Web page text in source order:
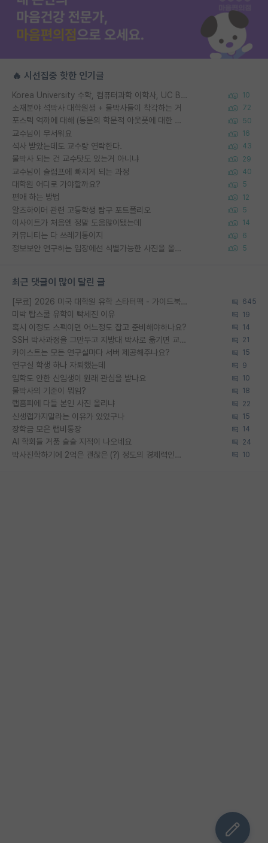
🔥 시선집중 핫한 인기글
Korea University 수학, 컴퓨터과학 이학사, UC Berkeley 산업공학 대학원 공학박사가 되는 것은 쉽지 않겠죠? 10
소재분야 석박사 대학원생 + 물박사들이 착각하는 거 72
포스텍 억까에 대해 (동문의 학문적 아웃풋에 대한 반박) 50
교수님이 무서워요 16
석사 받았는데도 교수랑 연락한다. 43
물박사 되는 건 교수탓도 있는거 아니냐 29
교수님이 슬럼프에 빠지게 되는 과정 40
대학원 어디로 가야할까요? 5
편애 하는 방법 12
알츠하이머 관련 고등학생 탐구 포트폴리오 5
이사이트가 처음엔 정말 도움많이됐는데 14
커뮤니티는 다 쓰레기통이지 6
정보보안 연구하는 입장에선 식별가능한 사진을 올리는건 비추이긴함 5
최근 댓글이 많이 달린 글
[무료] 2026 미국 대학원 유학 스타터팩 - 가이드북 & 합격자 컨택메일 템플릿 645
미박 탑스쿨 유학이 빡세진 이유 19
혹시 이정도 스펙이면 어느정도 잡고 준비해야하나요? 14
SSH 박사과정을 그만두고 지방대 박사로 옮기면 교수의 꿈은 끝일까요? 21
카이스트는 모든 연구실마다 서버 제공해주나요? 15
연구실 학생 하나 자퇴했는데 9
입학도 안한 신입생이 원래 관심을 받나요 10
물박사의 기준이 뭐임? 18
랩홈피에 다들 본인 사진 올리냐 22
신생랩가지말라는 이유가 있었구나 15
장학금 모은 랩비통장 14
AI 학회들 거품 슬슬 지적이 나오네요 24
박사진학하기에 2억은 괜찮은 (?) 정도의 경제력인가요 10